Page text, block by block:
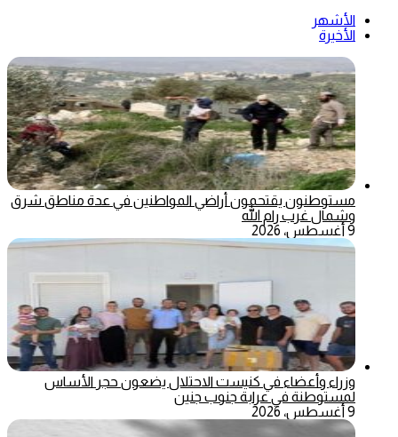
الأشهر
الأخيرة
مستوطنون يقتحمون أراضي المواطنين في عدة مناطق شرق
وشمال غرب رام الله
9 أغسطس، 2026
وزراء وأعضاء في كنيست الاحتلال يضعون حجر الأساس
لمستوطنة في عرابة جنوب جنين
9 أغسطس، 2026